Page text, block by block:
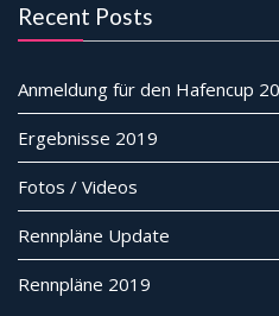
Recent Posts
Anmeldung für den Hafencup
Ergebnisse 2019
Fotos / Videos
Rennpläne Update
Rennpläne 2019